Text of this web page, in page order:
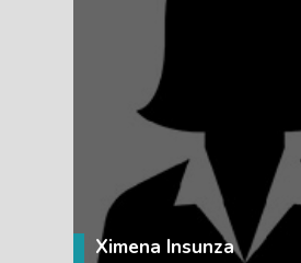
Ximena Insunza